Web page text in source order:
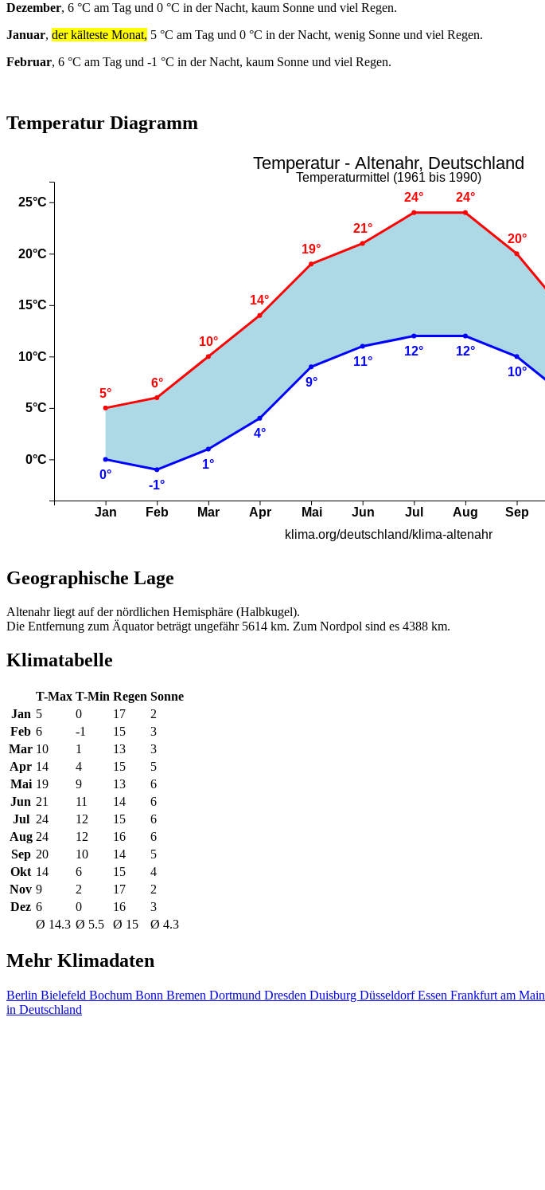
Dezember, 6 °C am Tag und 0 °C in der Nacht, kaum Sonne und viel Regen.
Januar, der kälteste Monat, 5 °C am Tag und 0 °C in der Nacht, wenig Sonne und viel Regen.
Februar, 6 °C am Tag und -1 °C in der Nacht, kaum Sonne und viel Regen.
Temperatur Diagramm
Geographische Lage
Altenahr liegt auf der nördlichen Hemisphäre (Halbkugel).
Die Entfernung zum Äquator beträgt ungefähr 5614 km. Zum Nordpol sind es 4388 km.
Klimatabelle
T-Max T-Min Regen Sonne
Jan 5 0 17
2
Feb 6 -1 15
3
Mar 10 1 13
3
Apr 14 4 15
5
Mai 19 9 13
6
Jun 21 11 14
6
Jul 24 12 15
6
Aug 24 12 16
6
Sep 20 10 14
5
Okt 14 6 15
4
Nov 9 2 17
2
Dez 6 0 16
3
Ø 14.3 Ø 5.5 Ø 15 Ø 4.3
Mehr Klimadaten
Berlin Bielefeld Bochum Bonn Bremen Dortmund Dresden Duisburg DüsseldorfEssen Frankfurt am Main
in Deutschland